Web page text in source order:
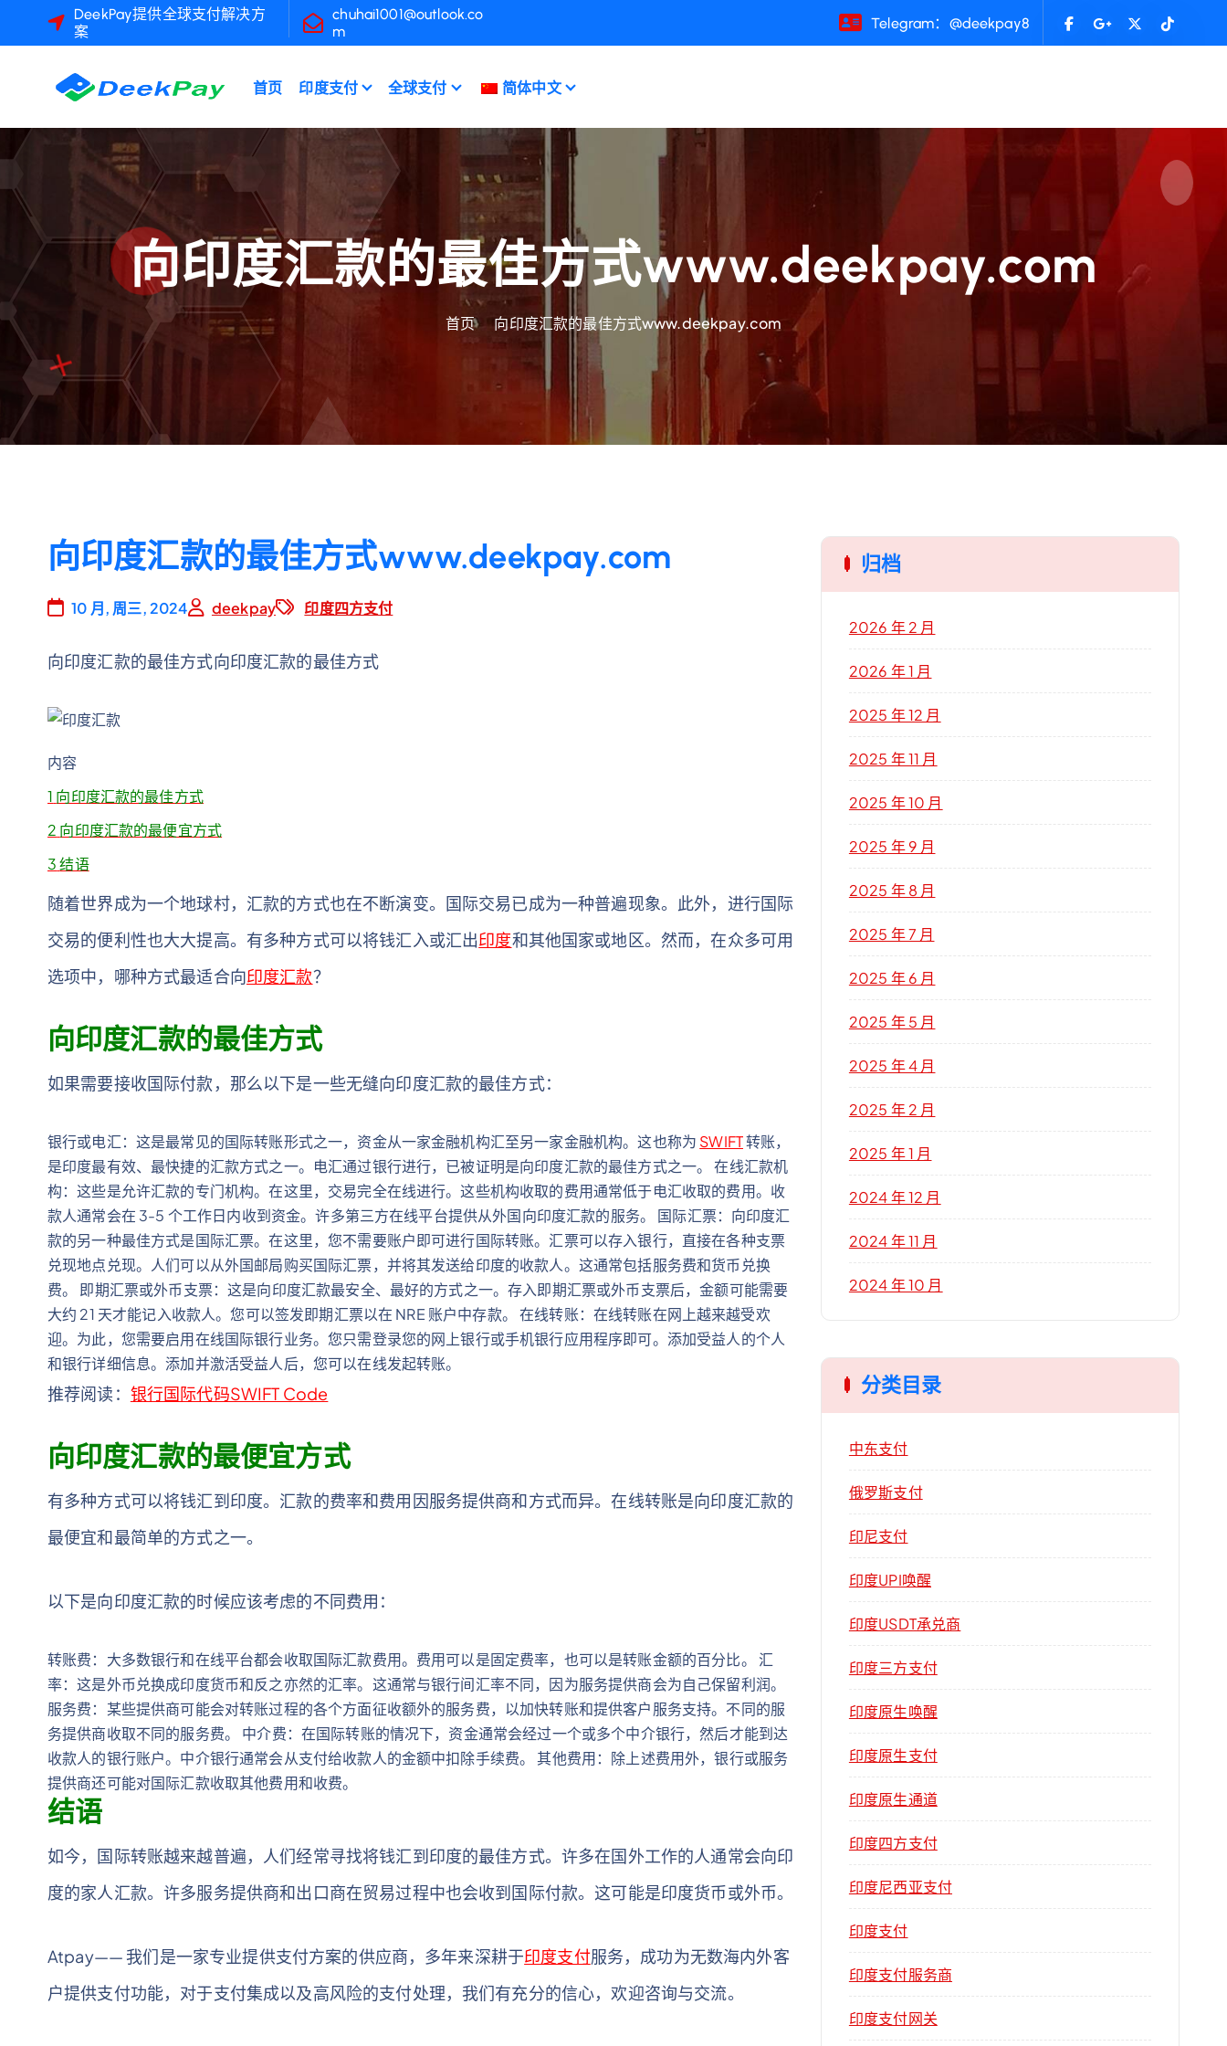
DeekPay提供全球支付解决方
案
chuhai1001@outlook.co
m
Telegram：@deekpay8
首页 印度支付 全球支付 简体中文
向印度汇款的最佳方式www.deekpay.com
首页 向印度汇款的最佳方式www.deekpay.com
向印度汇款的最佳方式www.deekpay.com
10 月, 周三, 2024 deekpay 印度四方支付
向印度汇款的最佳方式向印度汇款的最佳方式
内容
1 向印度汇款的最佳方式
2 向印度汇款的最便宜方式
3 结语
随着世界成为一个地球村，汇款的方式也在不断演变。国际交易已成为一种普遍现象。此外，进行国际
交易的便利性也大大提高。有多种方式可以将钱汇入或汇出印度和其他国家或地区。然而，在众多可用
选项中，哪种方式最适合向印度汇款？
向印度汇款的最佳方式
如果需要接收国际付款，那么以下是一些无缝向印度汇款的最佳方式：
银行或电汇：这是最常见的国际转账形式之一，资金从一家金融机构汇至另一家金融机构。这也称为 SWIFT转账，
是印度最有效、最快捷的汇款方式之一。电汇通过银行进行，已被证明是向印度汇款的最佳方式之一。 在线汇款机
构：这些是允许汇款的专门机构。在这里，交易完全在线进行。这些机构收取的费用通常低于电汇收取的费用。收
款人通常会在 3-5 个工作日内收到资金。许多第三方在线平台提供从外国向印度汇款的服务。 国际汇票：向印度汇
款的另一种最佳方式是国际汇票。在这里，您不需要账户即可进行国际转账。汇票可以存入银行，直接在各种支票
兑现地点兑现。人们可以从外国邮局购买国际汇票，并将其发送给印度的收款人。这通常包括服务费和货币兑换
费。 即期汇票或外币支票：这是向印度汇款最安全、最好的方式之一。存入即期汇票或外币支票后，金额可能需要
大约 21 天才能记入收款人。您可以签发即期汇票以在 NRE 账户中存款。 在线转账：在线转账在网上越来越受欢
迎。为此，您需要启用在线国际银行业务。您只需登录您的网上银行或手机银行应用程序即可。添加受益人的个人
和银行详细信息。添加并激活受益人后，您可以在线发起转账。
推荐阅读： 银行国际代码SWIFT Code
向印度汇款的最便宜方式
有多种方式可以将钱汇到印度。汇款的费率和费用因服务提供商和方式而异。在线转账是向印度汇款的
最便宜和最简单的方式之一。
以下是向印度汇款的时候应该考虑的不同费用：
转账费：大多数银行和在线平台都会收取国际汇款费用。费用可以是固定费率，也可以是转账金额的百分比。 汇
率：这是外币兑换成印度货币和反之亦然的汇率。这通常与银行间汇率不同，因为服务提供商会为自己保留利润。
服务费：某些提供商可能会对转账过程的各个方面征收额外的服务费，以加快转账和提供客户服务支持。不同的服
务提供商收取不同的服务费。 中介费：在国际转账的情况下，资金通常会经过一个或多个中介银行，然后才能到达
收款人的银行账户。中介银行通常会从支付给收款人的金额中扣除手续费。 其他费用：除上述费用外，银行或服务
提供商还可能对国际汇款收取其他费用和收费。
结语
如今，国际转账越来越普遍，人们经常寻找将钱汇到印度的最佳方式。许多在国外工作的人通常会向印
度的家人汇款。许多服务提供商和出口商在贸易过程中也会收到国际付款。这可能是印度货币或外币。
Atpay—— 我们是一家专业提供支付方案的供应商，多年来深耕于印度支付服务，成功为无数海内外客
户提供支付功能，对于支付集成以及高风险的支付处理，我们有充分的信心，欢迎咨询与交流。
归档
2026 年 2 月
2026 年 1 月
2025 年 12 月
2025 年 11 月
2025 年 10 月
2025 年 9 月
2025 年 8 月
2025 年 7 月
2025 年 6 月
2025 年 5 月
2025 年 4 月
2025 年 2 月
2025 年 1 月
2024 年 12 月
2024 年 11 月
2024 年 10 月
分类目录
中东支付
俄罗斯支付
印尼支付
印度UPI唤醒
印度USDT承兑商
印度三方支付
印度原生唤醒
印度原生支付
印度原生通道
印度四方支付
印度尼西亚支付
印度支付
印度支付服务商
印度支付网关